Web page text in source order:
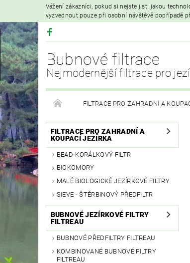
Vážení zákazníci, pokud si nejste jisti jakou
vyzvednout pouze při osobní návštěvě popřípadě
Bubnové filtrace
Nejmodernější filtrace pro
FILTRACE PRO ZAHRADNÍ A
HYDROIZOLAČNÍ FÓLIE FILTRAČNÍ
VZDUCHOVÁ ČERPADLA A
PRODEJ KOI KAPRŮ MOJE
FILTRACE PRO ZAHRADNÍ A
KOUPACÍ JEZÍRKA
BEAD-KORÁLKOVÝ FILTR
BIOKOMORY
MALÉ BIOLOGICKÉ JEZÍRKOVÉ FILTRY
SIEVE - ŠTĚRBINOVÝ PŘEDFILTR
BUBNOVÉ JEZÍRKOVÉ FILTRY
FILTREAU
BUBNOVÉ PŘEDFILTRY FILTREAU
KOMBINOVANÉ BUBNOVÉ FILTRY
FILTREAU